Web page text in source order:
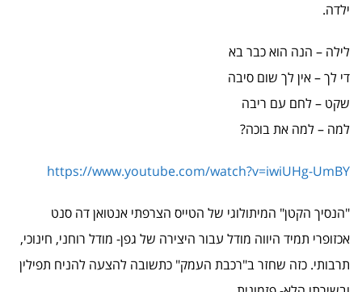
ילדה.
לילה – הנה הוא כבר בא
די לך – אין לך שום סיבה
שקט – לחם עם ריבה
למה – למה את בוכה?
https://www.youtube.com/watch?v=iwiUHg-UmBY
"הנסיך הקטן" המיתולוגי של הטייס הצרפתי אנטואן דה סנט
אכזופרי תמיד היווה מודל עבור היצירה של גפן- מודל רוחני, חינוכי,
תרבותי. כזה שחזר ב"רכבת העמק" כתשובה להצעה להניח תפילין